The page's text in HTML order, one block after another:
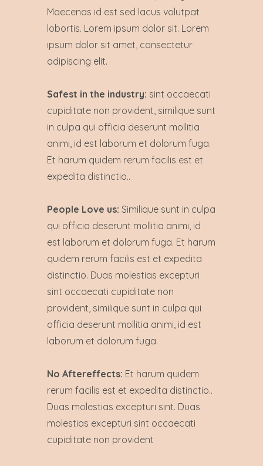
Maecenas id est sed lacus volutpat
lobortis. Lorem ipsum dolor sit. Lorem
ipsum dolor sit amet, consectetur
adipiscing elit.
Safest in the industry: sint occaecati
cupiditate non provident, similique sunt
in culpa qui officia deserunt mollitia
animi, id est laborum et dolorum fuga.
Et harum quidem rerum facilis est et
expedita distinctio..
People Love us: Similique sunt in culpa
qui officia deserunt mollitia animi, id
est laborum et dolorum fuga. Et harum
quidem rerum facilis est et expedita
distinctio. Duas molestias excepturi
sint occaecati cupiditate non
provident, similique sunt in culpa qui
officia deserunt mollitia animi, id est
laborum et dolorum fuga.
No Aftereffects: Et harum quidem
rerum facilis est et expedita distinctio..
Duas molestias excepturi sint. Duas
molestias excepturi sint occaecati
cupiditate non provident